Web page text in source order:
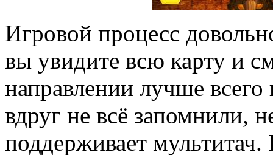
Игровой процесс
вы увидите всю карту и
направлении лучше
вдруг не всё запомнили,
поддерживает